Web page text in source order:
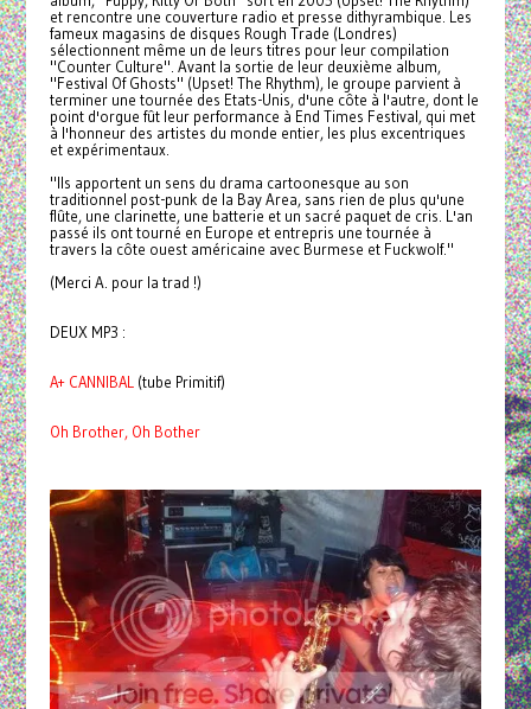
et rencontre une couverture radio et presse dithyrambique. Les
fameux magasins de disques Rough Trade (Londres)
sélectionnent même un de leurs titres pour leur compilation
"Counter Culture". Avant la sortie de leur deuxième album,
"Festival Of Ghosts" (Upset! The Rhythm), le groupe parvient à
terminer une tournée des Etats-Unis, d'une côte à l'autre, dont le
point d'orgue fût leur performance à End Times Festival, qui met
à l'honneur des artistes du monde entier, les plus excentriques
et expérimentaux.
"Ils apportent un sens du drama cartoonesque au son
traditionnel post-punk de la Bay Area, sans rien de plus qu'une
flûte, une clarinette, une batterie et un sacré paquet de cris. L'an
passé ils ont tourné en Europe et entrepris une tournée à
travers la côte ouest américaine avec Burmese et Fuckwolf."
(Merci A. pour la trad !)
DEUX MP3 :
A+ CANNIBAL(tube Primitif)
Oh Brother, Oh Bother